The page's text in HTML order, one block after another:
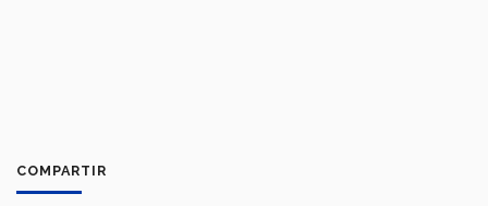
COMPARTIR